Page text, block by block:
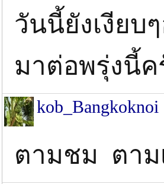
วันนี้ยังเงียบ
มาต่อพรุ่งนี้ค
kob_Bangkoknoi
ตามชม ตา